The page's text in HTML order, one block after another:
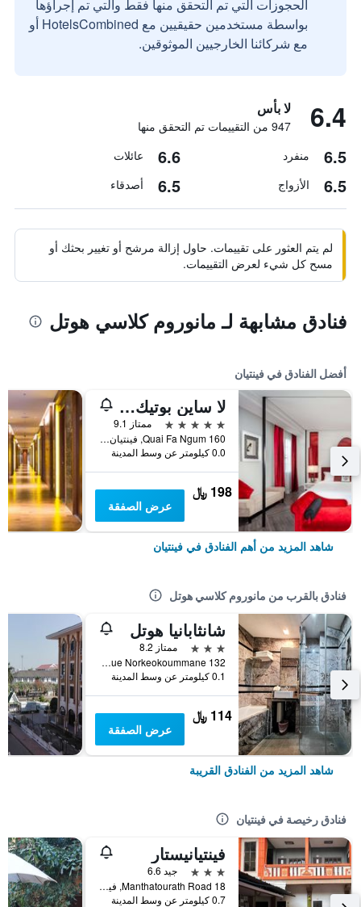
الحجوزات التي تم التحقق منها فقط والتي تم إجراؤها
بواسطة مستخدمين حقيقيين مع HotelsCombined أو
مع شركائنا الخارجيين الموثوقين.
6.4 لا بأس
947 من التقييمات تم التحقق منها
6.5 منفرد 6.6 عائلات
6.5 الأزواج 6.5 أصدقاء
لم يتم العثور على تقييمات. حاول إزالة مرشح أو تغيير بحثك أو
مسح كل شيء لعرض التقييمات.
فنادق مشابهة لـ مانوروم كلاسي هوتل
أفضل الفنادق في فينتيان
لا ساين بوتيك هوتل
5 نجوم
ممتاز 9.1
160 Quai Fa Ngum, فينتيان, لاوس
0.0 كيلومتر عن وسط المدينة
198 ﷼
عرض الصفقة
شاهد المزيد من أهم الفنادق في فينتيان
فنادق بالقرب من مانوروم كلاسي هوتل
شانثابانيا هوتل
3 نجوم
ممتاز 8.2
132 Rue Norkeokoummane, فينتيان, لاوس
0.1 كيلومتر عن وسط المدينة
114 ﷼
عرض الصفقة
شاهد المزيد من الفنادق القريبة
فنادق رخيصة في فينتيان
فينتيانيستار
3 نجوم
جيد 6.6
18 Manthatourath Road, فينتيان, لاوس
0.7 كيلومتر عن وسط المدينة